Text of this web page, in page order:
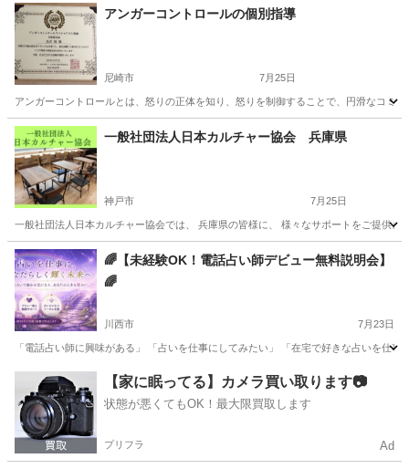
兵庫 西宮市 甲東園駅 その他 四柱推命
アンガーコントロールの個別指導
尼崎市 7月25日
アンガーコントロールとは、怒りの正体を知り、怒りを制御することで、円滑なコミ
兵庫 尼崎市 その他 メンタルトレーニング
一般社団法人日本カルチャー協会 兵庫県
神戸市 7月25日
一般社団法人日本カルチャー協会では、 兵庫県の皆様に、 様々なサポートをご提供
兵庫 神戸市 その他 オンライン
🌈【未経験OK！電話占い師デビュー無料説明会】
🌈
川西市 7月23日
「電話占い師に興味がある」 「占いを仕事にしてみたい」 「在宅で好きな占いを仕
川西市 その他 占い師
【家に眠ってる】カメラ買い取ります📷
状態が悪くてもOK！最大限買取します
プリフラ Ad